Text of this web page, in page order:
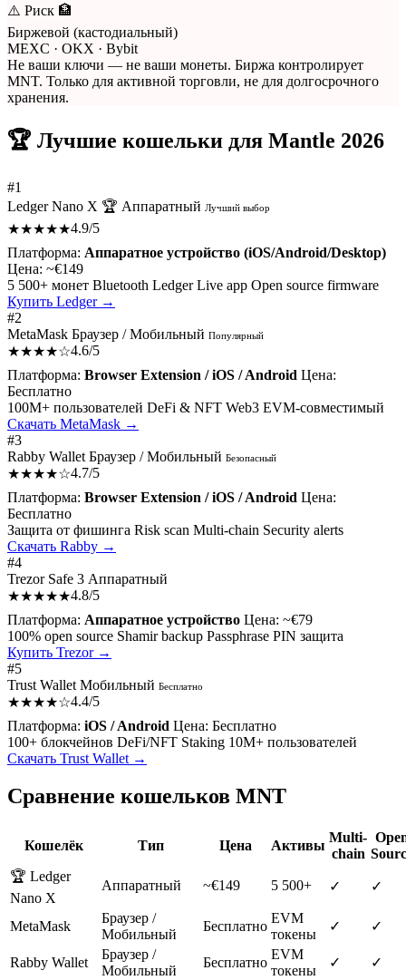
⚠️ Риск 🏦
Биржевой (кастодиальный)
MEXC · OKX · Bybit
Не ваши ключи — не ваши монеты. Биржа контролирует
MNT. Только для активной торговли, не для долгосрочного
хранения.
🏆 Лучшие кошельки для Mantle 2026
#1
Ledger Nano X 🏆 Аппаратный Лучший выбор
★★★★★4.9/5
Платформа: Аппаратное устройство (iOS/Android/Desktop)
Цена: ~€149
5 500+ монет Bluetooth Ledger Live app Open source firmware
Купить Ledger →
#2
MetaMask Браузер / Мобильный Популярный
★★★★☆4.6/5
Платформа: Browser Extension / iOS / Android Цена:
Бесплатно
100M+ пользователей DeFi & NFT Web3 EVM-совместимый
Скачать MetaMask →
#3
Rabby Wallet Браузер / Мобильный Безопасный
★★★★☆4.7/5
Платформа: Browser Extension / iOS / Android Цена:
Бесплатно
Защита от фишинга Risk scan Multi-chain Security alerts
Скачать Rabby →
#4
Trezor Safe 3 Аппаратный
★★★★★4.8/5
Платформа: Аппаратное устройство Цена: ~€79
100% open source Shamir backup Passphrase PIN защита
Купить Trezor →
#5
Trust Wallet Мобильный Бесплатно
★★★★☆4.4/5
Платформа: iOS / Android Цена: Бесплатно
100+ блокчейнов DeFi/NFT Staking 10M+ пользователей
Скачать Trust Wallet →
Сравнение кошельков MNT
Кошелёк Тип Цена Активы
Multi-
chain
🏆 Ledger
Nano X
Аппаратный ~€149 5 500+ ✓ ✓
MetaMask
Браузер /
Мобильный
Бесплатно
EVM
токены
✓ ✓
Rabby Wallet
Браузер /
Мобильный
Бесплатно
EVM
токены
✓
✓